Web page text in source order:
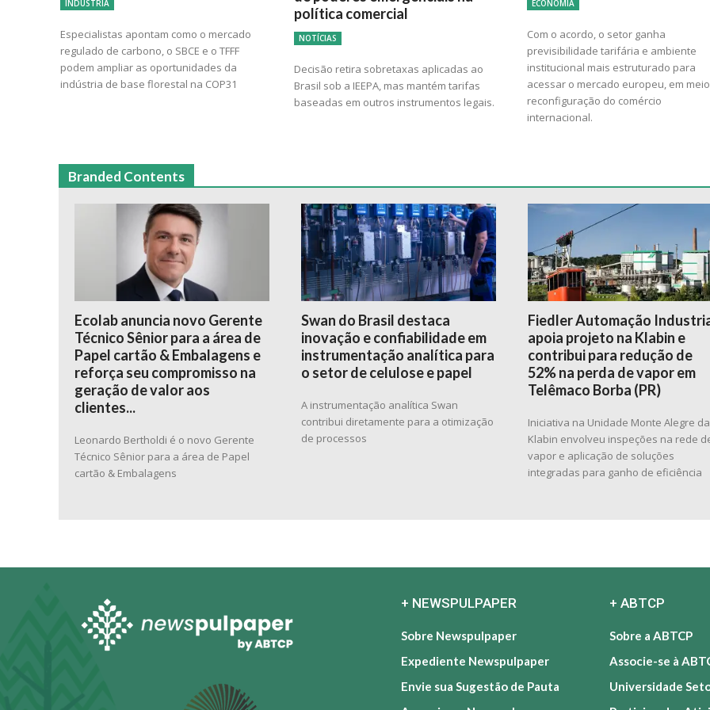
INDÚSTRIA
Especialistas apontam como o mercado
regulado de carbono, o SBCE e o TFFF
podem ampliar as oportunidades da
indústria de base florestal na COP31
política comercial
NOTÍCIAS
Decisão retira sobretaxas aplicadas ao
Brasil sob a IEEPA, mas mantém tarifas
baseadas em outros instrumentos legais.
ECONOMIA
Com o acordo, o setor ganha
previsibilidade tarifária e ambiente
institucional mais estruturado para
acessar o mercado europeu, em
reconfiguração do comércio
internacional.
Branded Contents
Ecolab anuncia novo Gerente
Técnico Sênior para a área de
Papel cartão & Embalagens e
reforça seu compromisso na
geração de valor aos
clientes...
Leonardo Bertholdi é o novo Gerente
Técnico Sênior para a área de Papel
cartão & Embalagens
Swan do Brasil destaca
inovação e confiabilidade em
instrumentação analítica para
o setor de celulose e papel
A instrumentação analítica Swan
contribui diretamente para a otimização
de processos
Fiedler Automação
apoia projeto na Klabin e
contribui para redução de
52% na perda de vapor em
Telêmaco Borba (PR)
Iniciativa na Unidade Monte Alegre da
Klabin envolveu inspeções na rede
vapor e aplicação de soluções
integradas para ganho de eficiência
+ NEWSPULPAPER
Sobre Newspulpaper
Expediente Newspulpaper
Envie sua Sugestão de Pauta
+ ABTCP
Sobre a ABTCP
Associe-se à
Universidade